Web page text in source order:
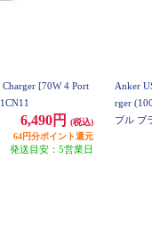
[70W 4 Port
6,490円
(税込)
64円分ポイント還元
発送目安：5営業日
Anker
rger
ブル ブ